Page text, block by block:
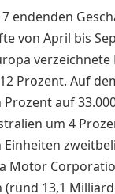
endenden
von April bis
Prozent. Auf
auf
um 4
Motor
13,1